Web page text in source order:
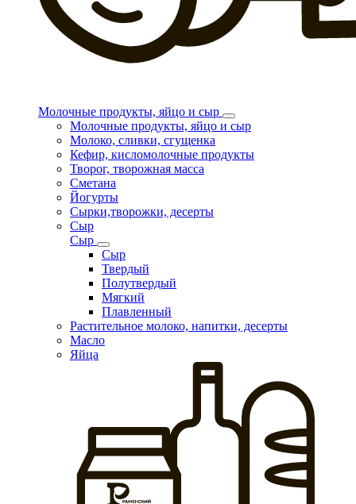
Молочные продукты, яйцо и сыр
Молочные продукты, яйцо и сыр
Молоко, сливки, сгущенка
Кефир, кисломолочные продукты
Творог, творожная масса
Сметана
Йогурты
Сырки,творожки, десерты
Сыр
Сыр
Сыр
Твердый
Полутвердый
Мягкий
Плавленный
Растительное молоко, напитки, десерты
Масло
Яйца